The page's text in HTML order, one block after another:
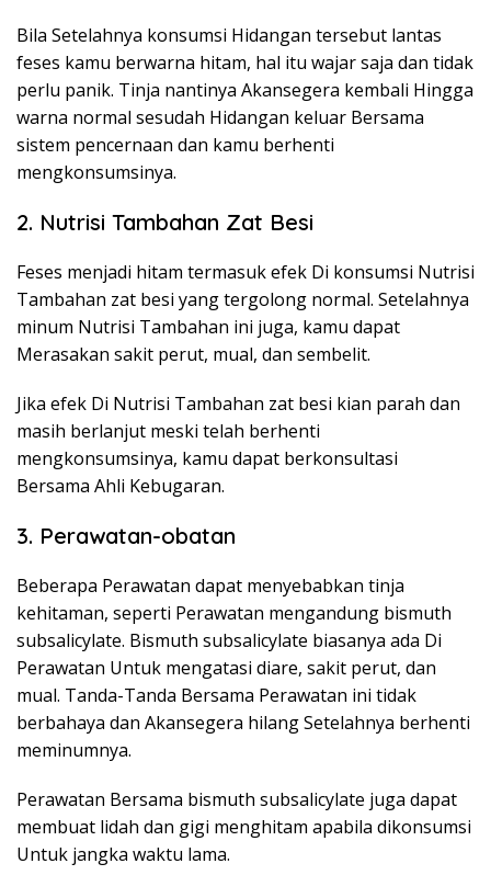
Bila Setelahnya konsumsi Hidangan tersebut lantas
feses kamu berwarna hitam, hal itu wajar saja dan tidak
perlu panik. Tinja nantinya Akansegera kembali Hingga
warna normal sesudah Hidangan keluar Bersama
sistem pencernaan dan kamu berhenti
mengkonsumsinya.
2. Nutrisi Tambahan Zat Besi
Feses menjadi hitam termasuk efek Di konsumsi Nutrisi
Tambahan zat besi yang tergolong normal. Setelahnya
minum Nutrisi Tambahan ini juga, kamu dapat
Merasakan sakit perut, mual, dan sembelit.
Jika efek Di Nutrisi Tambahan zat besi kian parah dan
masih berlanjut meski telah berhenti
mengkonsumsinya, kamu dapat berkonsultasi
Bersama Ahli Kebugaran.
3. Perawatan-obatan
Beberapa Perawatan dapat menyebabkan tinja
kehitaman, seperti Perawatan mengandung bismuth
subsalicylate. Bismuth subsalicylate biasanya ada Di
Perawatan Untuk mengatasi diare, sakit perut, dan
mual. Tanda-Tanda Bersama Perawatan ini tidak
berbahaya dan Akansegera hilang Setelahnya berhenti
meminumnya.
Perawatan Bersama bismuth subsalicylate juga dapat
membuat lidah dan gigi menghitam apabila dikonsumsi
Untuk jangka waktu lama.